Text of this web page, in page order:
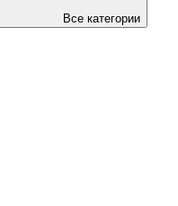
Все категории